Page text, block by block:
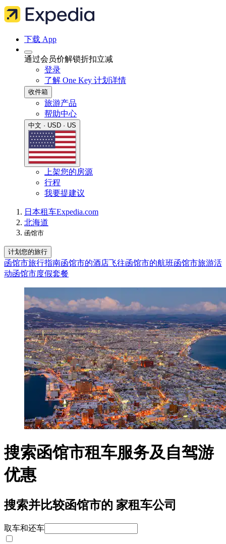
下载 App
通过会员价解锁折扣立减
登录
了解 One Key 计划详情
收件箱
旅游产品
帮助中心
中文 · USD · US
上架您的房源
行程
我要提建议
日本租车Expedia.com
北海道
函馆市
计划您的旅行
函馆市旅行指南函馆市的酒店飞往函馆市的航班函馆市旅游活
动函馆市度假套餐
搜索函馆市租车服务及自驾游
优惠
搜索并比较函馆市的 家租车公司
取车和还车